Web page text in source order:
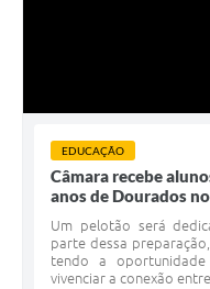
EDUCAÇÃO
Câmara recebe
anos de Dourados
Um pelotão será
parte dessa
tendo a
vivenciar a conexão